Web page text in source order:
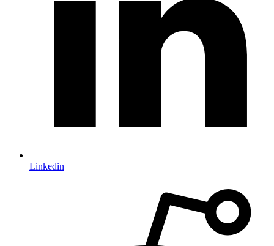
Linkedin